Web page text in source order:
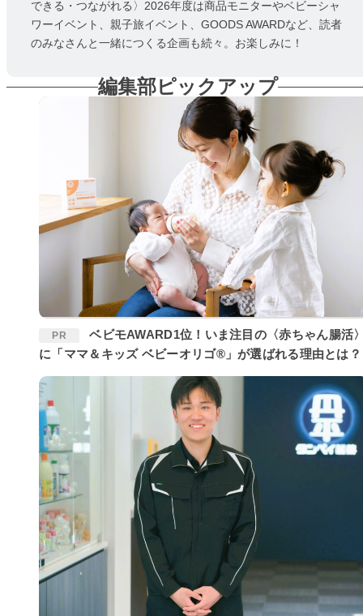
できる・つながれる〉2026年度は商品モニターやベビーシャ
ワーイベント、親子旅イベント、GOODS AWARDなど、読者
のみなさんと一緒につくる企画も続々。お楽しみに！
編集部ピックアップ
PR
ベビモAWARD1位！いま注目の〈赤ちゃん腸活〉
に「ママ＆キッズ ベビーオリゴ®」が選ばれる理由とは？